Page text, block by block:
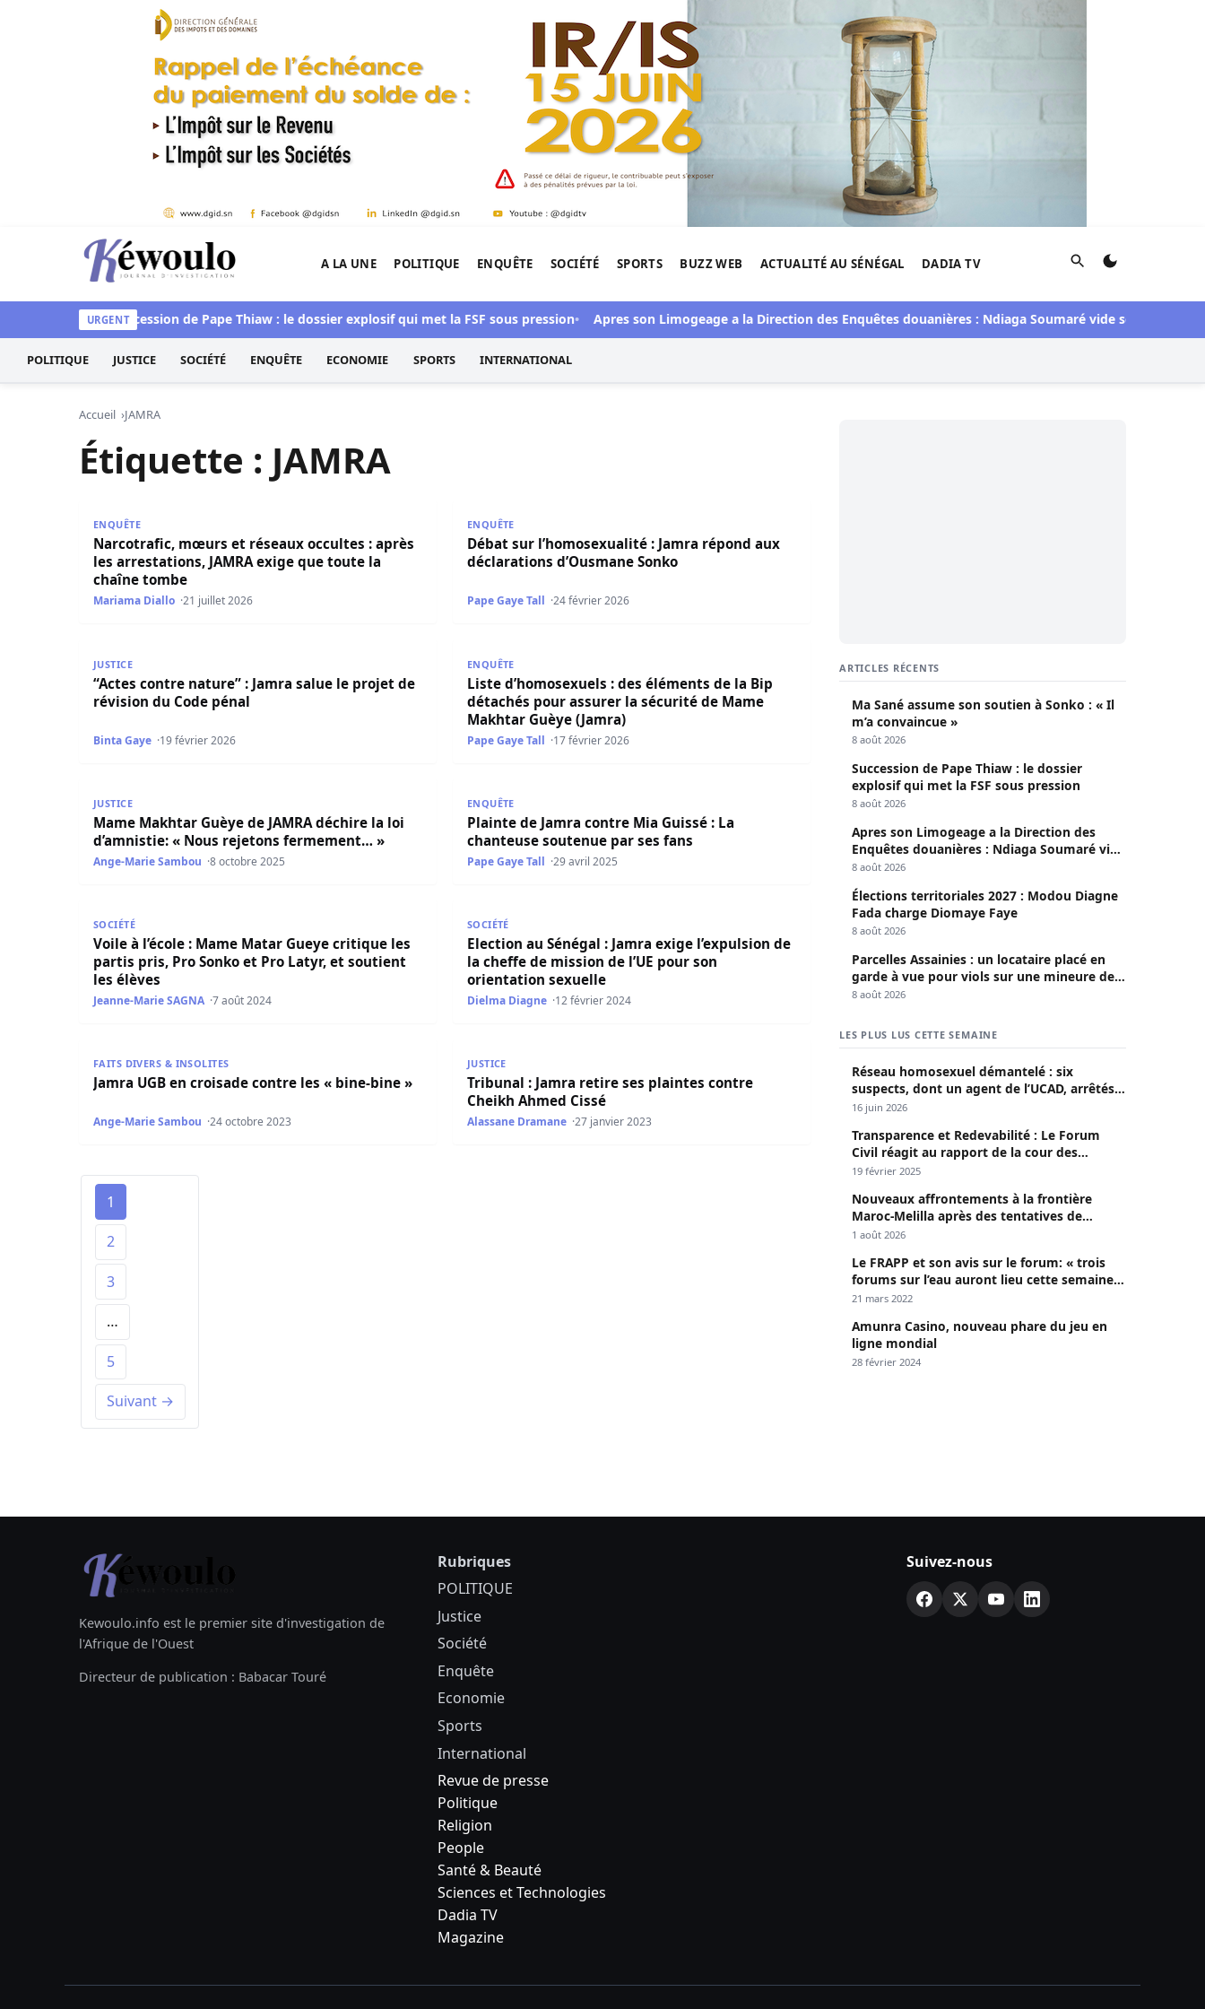
Aller au contenu
Kéwoulo, le premier site d'information et d'investigation de l'Afrique.
A LA UNE POLITIQUE ENQUÊTE SOCIÉTÉ SPORTS BUZZ WEB ACTUALITÉ AU SÉNÉGAL DADIA TV Rechercher
URGENT
Succession de Pape Thiaw : le dossier explosif qui met la FSF sous pression Apres son Limogeage a la Direction des Enquêtes douanières : Ndiaga Soumaré vide son sac
POLITIQUE JUSTICE SOCIÉTÉ ENQUÊTE ECONOMIE SPORTS INTERNATIONAL
Accueil JAMRA
Étiquette : JAMRA
ENQUÊTE
Narcotrafic, mœurs et réseaux occultes : après
les arrestations, JAMRA exige que toute la
chaîne tombe
Mariama Diallo 21 juillet 2026
ENQUÊTE
Débat sur l’homosexualité : Jamra répond aux
déclarations d’Ousmane Sonko
Pape Gaye Tall 24 février 2026
JUSTICE
“Actes contre nature” : Jamra salue le projet de
révision du Code pénal
Binta Gaye 19 février 2026
ENQUÊTE
Liste d’homosexuels : des éléments de la Bip
détachés pour assurer la sécurité de Mame
Makhtar Guèye (Jamra)
Pape Gaye Tall 17 février 2026
JUSTICE
Mame Makhtar Guèye de JAMRA déchire la loi
d’amnistie: « Nous rejetons fermement… »
Ange-Marie Sambou 8 octobre 2025
Plainte de Jamra contre Mia Guissé : La chanteuse soutenue par ses fans
ENQUÊTE
Plainte de Jamra contre Mia Guissé : La
chanteuse soutenue par ses fans
Pape Gaye Tall 29 avril 2025
SOCIÉTÉ
Voile à l’école : Mame Matar Gueye critique les
partis pris, Pro Sonko et Pro Latyr, et soutient
les élèves
Jeanne-Marie SAGNA 7 août 2024
Election au Sénégal : Jamra exige l’expulsion de la cheffe de mission de l’UE pour son orientation sexuelle
SOCIÉTÉ
Election au Sénégal : Jamra exige l’expulsion de
la cheffe de mission de l’UE pour son
orientation sexuelle
Dielma Diagne 12 février 2024
FAITS DIVERS & INSOLITES
Jamra UGB en croisade contre les « bine-bine »
Ange-Marie Sambou 24 octobre 2023
Tribunal : Jamra retire ses plaintes contre Cheikh Ahmed Cissé
JUSTICE
Tribunal : Jamra retire ses plaintes contre
Cheikh Ahmed Cissé
Alassane Dramane 27 janvier 2023
1
2
3
…
5
Suivant →
ARTICLES RÉCENTS
Ma Sané assume son soutien à Sonko : « Il
m’a convaincue »
8 août 2026
Succession de Pape Thiaw : le dossier
explosif qui met la FSF sous pression
8 août 2026
Apres son Limogeage a la Direction des
Enquêtes douanières : Ndiaga Soumaré vide
son sac
8 août 2026
Élections territoriales 2027 : Modou Diagne
Fada charge Diomaye Faye
8 août 2026
Parcelles Assainies : un locataire placé en
garde à vue pour viols sur une mineure de
13 ans
8 août 2026
LES PLUS LUS CETTE SEMAINE
Réseau homosexuel démantelé : six
suspects, dont un agent de l’UCAD, arrêtés à
Keur Massar ; l’un avoue avoir propagé le
16 juin 2026
Transparence et Redevabilité : Le Forum
Civil réagit au rapport de la cour des
comptes
19 février 2025
Nouveaux affrontements à la frontière
Maroc-Melilla après des tentatives de
passage
1 août 2026
Le FRAPP et son avis sur le forum: « trois
forums sur l’eau auront lieu cette semaine à
Dakar »
21 mars 2022
Amunra Casino, nouveau phare du jeu en
ligne mondial
28 février 2024
Kewoulo.info est le premier site d'investigation de
l'Afrique de l'Ouest
Directeur de publication : Babacar Touré
Rubriques
POLITIQUE
Justice
Société
Enquête
Economie
Sports
International
Revue de presse
Politique
Religion
People
Santé & Beauté
Sciences et Technologies
Dadia TV
Magazine
Suivez-nous